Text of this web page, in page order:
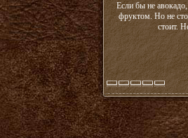
Если бы не
фруктом. Но не
стоит.